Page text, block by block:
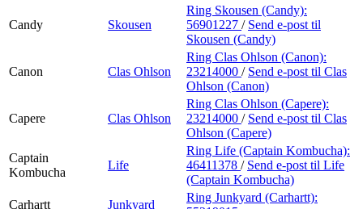
Candy Skousen
Ring Skousen (Candy):
56901227 / Send e-post til
Skousen (Candy)
Canon Clas Ohlson
Ring Clas Ohlson (Canon):
23214000 / Send e-post til Clas
Ohlson (Canon)
Capere Clas Ohlson
Ring Clas Ohlson (Capere):
23214000 / Send e-post til Clas
Ohlson (Capere)
Captain
Kombucha
Life
Ring Life (Captain Kombucha):
46411378 / Send e-post til Life
(Captain Kombucha)
Carhartt
Junkyard
Ring Junkyard (Carhartt):